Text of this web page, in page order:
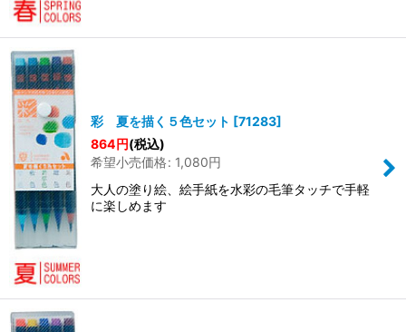
彩 夏を描く５色セット [71283]
864円(税込)
希望小売価格: 1,080円
大人の塗り絵、絵手紙を水彩の毛筆タッチで手軽
に楽しめます